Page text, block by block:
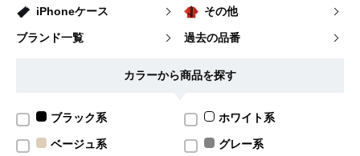
iPhoneケース その他
ブランド一覧 過去の品番
カラーから商品を探す
ブラック系 ホワイト系
ベージュ系 グレー系